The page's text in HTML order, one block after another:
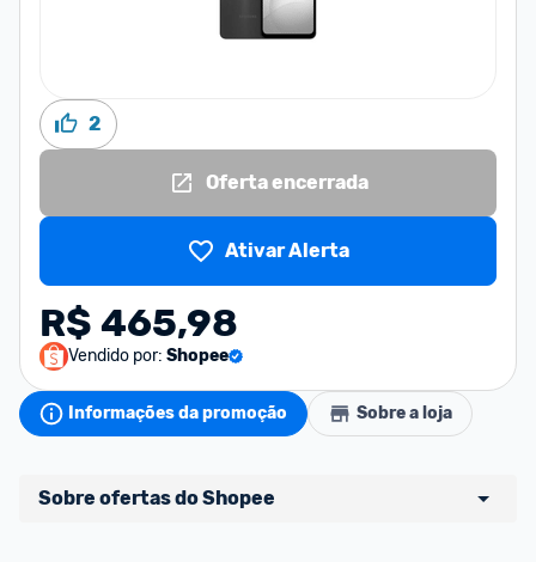
2
Oferta encerrada
Ativar Alerta
R$ 465,98
Vendido por: Shopee
Informações da promoção Sobre a loja
Sobre ofertas do Shopee